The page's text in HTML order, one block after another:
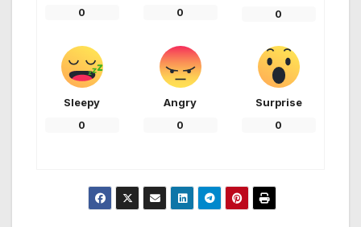
0 0 0
Sleepy
0
Angry
0
Surprise
0